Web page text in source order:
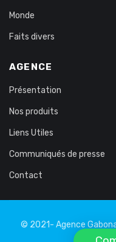
Monde
Faits divers
AGENCE
Présentation
Nos produits
Liens Utiles
Communiqués de presse
Contact
© 2021- Agence